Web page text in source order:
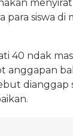
para siswa
40 ndak
anggapan
dianggap